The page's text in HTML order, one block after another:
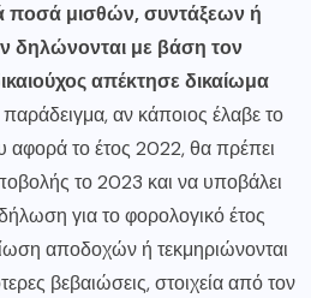
ποσά μισθών, συντάξεων ή
δηλώνονται με βάση τον
απέκτησε δικαίωμα
παράδειγμα, αν κάποιος έλαβε το
το έτος 2022, θα πρέπει
το 2023 και να υποβάλει
για το φορολογικό έτος
αποδοχών ή τεκμηριώνονται
βεβαιώσεις, στοιχεία από τον